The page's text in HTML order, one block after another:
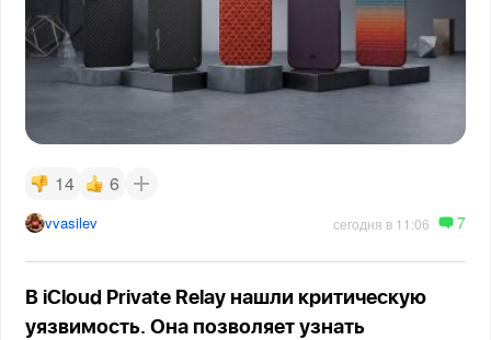
14 6
vvasilev сегодня в 11:06 7
В iCloud Private Relay нашли критическую
уязвимость. Она позволяет узнать